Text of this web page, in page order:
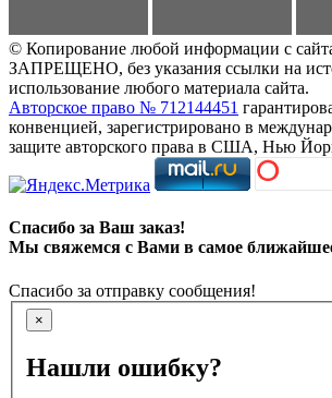
© Копирование любой информации с
ЗАПРЕЩЕНО, без указания ссылки на
использование любого материала сайта.
Авторское право № 712144451
конвенцией, зарегистрировано в
защите авторского права в США, Нью
Спасибо за Ваш заказ!
Мы свяжемся с Вами в самое
Спасибо за отправку сообщения!
×
Нашли ошибку?